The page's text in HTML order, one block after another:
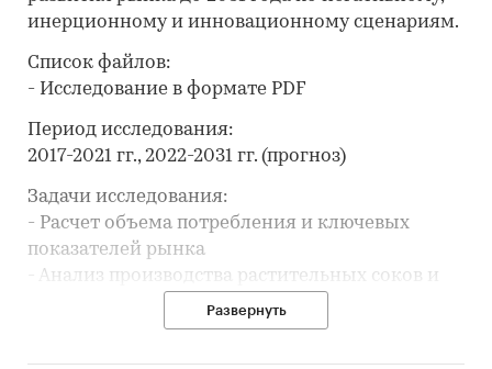
инерционному и инновационному сценариям.
Список файлов:
- Исследование в формате PDF
Период исследования:
2017-2021 гг., 2022-2031 гг. (прогноз)
Задачи исследования:
- Расчет объема потребления и ключевых
показателей рынка
- Анализ производства растительных соков и
- Составление рейтинга производителей
Развернуть